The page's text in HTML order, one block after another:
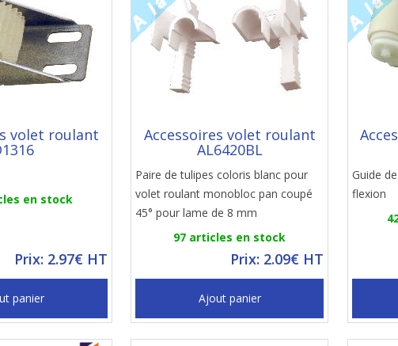
volet roulant
en stock
Prix: 2.97€ HT
panier
Accessoires volet roulant
AL6420BL
Paire de tulipes coloris blanc pour
volet roulant monobloc pan coupé
45° pour lame de 8 mm
97 articles en stock
Prix: 2.09€ HT
Ajout panier
Guide
flexion